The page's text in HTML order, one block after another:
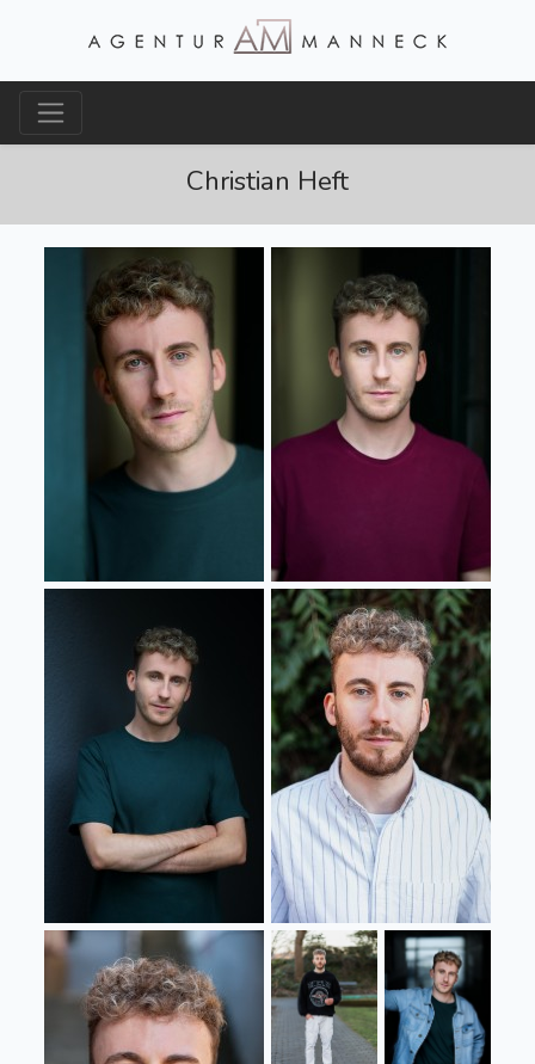
Christian Heft